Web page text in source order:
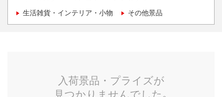
生活雑貨・インテリア・小物 その他景品